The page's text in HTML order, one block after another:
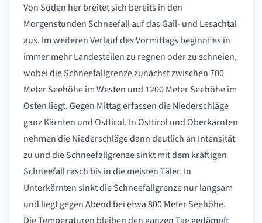
Von Süden her breitet sich bereits in den
Morgenstunden Schneefall auf das Gail- und Lesachtal
aus. Im weiteren Verlauf des Vormittags beginnt es in
immer mehr Landesteilen zu regnen oder zu schneien,
wobei die Schneefallgrenze zunächst zwischen 700
Meter Seehöhe im Westen und 1200 Meter Seehöhe im
Osten liegt. Gegen Mittag erfassen die Niederschläge
ganz Kärnten und Osttirol. In Osttirol und Oberkärnten
nehmen die Niederschläge dann deutlich an Intensität
zu und die Schneefallgrenze sinkt mit dem kräftigen
Schneefall rasch bis in die meisten Täler. In
Unterkärnten sinkt die Schneefallgrenze nur langsam
und liegt gegen Abend bei etwa 800 Meter Seehöhe.